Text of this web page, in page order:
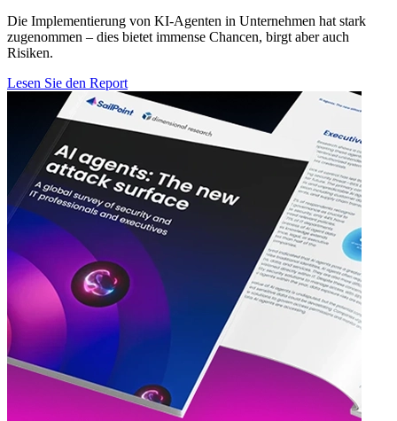
Die Implementierung von KI-Agenten in Unternehmen hat stark
zugenommen – dies bietet immense Chancen, birgt aber auch
Risiken.
Lesen Sie den Report